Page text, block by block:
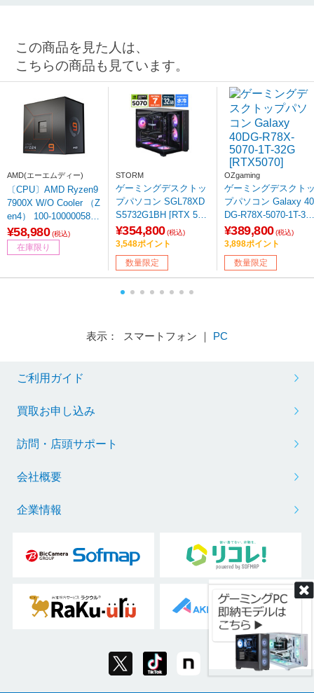
※リフレッシュレートを変更する場合は、ボックスから任意の項目をクリック
この商品を見た人は、
こちらの商品も見ています。
AMD(エーエムディー)
〔CPU〕AMD Ryzen9
7900X W/O Cooler （Z
en4） 100-100000589
WOF ［AMD Ryzen 9
/AM5 /グラフィックス
搭載］
¥58,980 (税込)
在庫限り
STORM
ゲーミングデスクトッ
プパソコン SGL78XD
S5732G1BH [RTX 507
0] 【sof001】
¥354,800 (税込)
3,548ポイント
数量限定
OZgaming
ゲーミングデスクト
プパソコン Galaxy 40
DG-R78X-5070-1T-
[RTX5070]
¥389,800 (税込)
3,898ポイント
数量限定
表示： スマートフォン ｜ PC
ご利用ガイド
買取お申し込み
訪問・店頭サポート
会社概要
企業情報